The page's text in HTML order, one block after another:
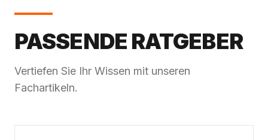
PASSENDE RATGEBER
Vertiefen Sie Ihr Wissen mit unseren
Fachartikeln.